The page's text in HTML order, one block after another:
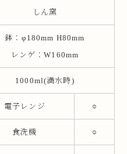
しん窯
鉢：φ180mm H80mm
レンゲ：W160mm
1000ml(満水時)
電子レンジ ○
食洗機 ○